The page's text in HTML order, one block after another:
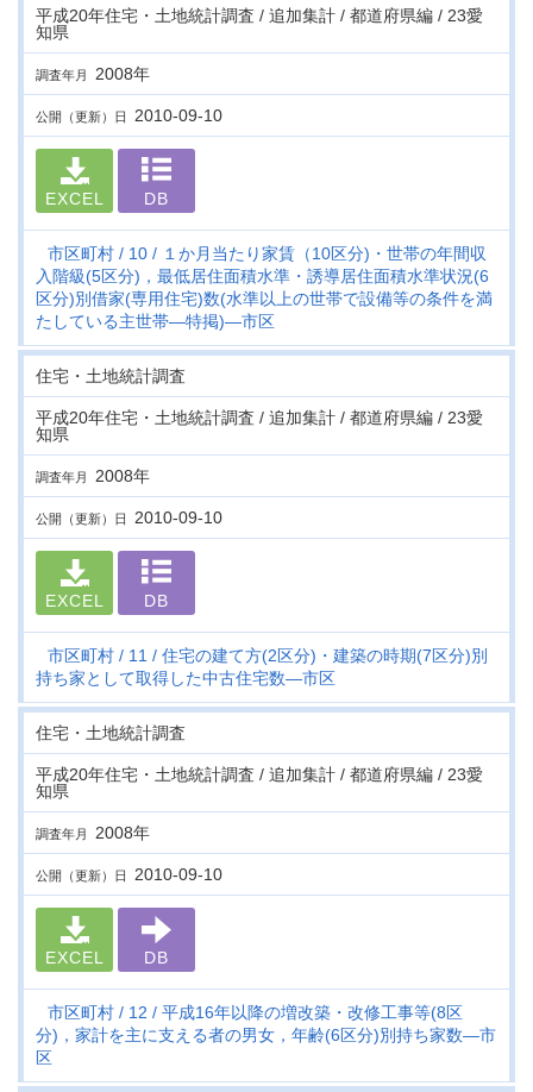
平成20年住宅・土地統計調査 / 追加集計 / 都道府県編 / 23愛
知県
調査年月 2008年
公開（更新）日 2010-09-10
EXCEL DB
市区町村 10
１か月当たり家賃（10区分)・世帯の年間収
入階級(5区分)，最低居住面積水準・誘導居住面積水準状況(6
区分)別借家(専用住宅)数(水準以上の世帯で設備等の条件を満
たしている主世帯―特掲)―市区
住宅・土地統計調査
平成20年住宅・土地統計調査 / 追加集計 / 都道府県編 / 23愛
知県
調査年月 2008年
公開（更新）日 2010-09-10
EXCEL DB
市区町村 11
住宅の建て方(2区分)・建築の時期(7区分)別
持ち家として取得した中古住宅数―市区
住宅・土地統計調査
平成20年住宅・土地統計調査 / 追加集計 / 都道府県編 / 23愛
知県
調査年月 2008年
公開（更新）日 2010-09-10
EXCEL DB
市区町村 12
平成16年以降の増改築・改修工事等(8区
分)，家計を主に支える者の男女，年齢(6区分)別持ち家数―市
区